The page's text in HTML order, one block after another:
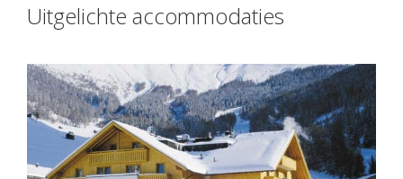
Uitgelichte accommodaties